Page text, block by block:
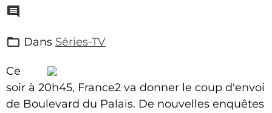
Dans Séries-TV
Ce
soir à 20h45, France2 va donner le coup d'envoi
de Boulevard du Palais. De nouvelles enquêtes